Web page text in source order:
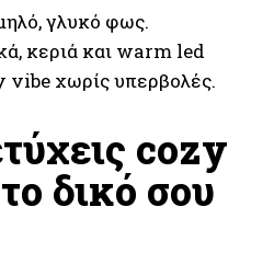
γλυκό φως.
κεριά και warm led
vibe χωρίς υπερβολές.
cozy
δικό σου